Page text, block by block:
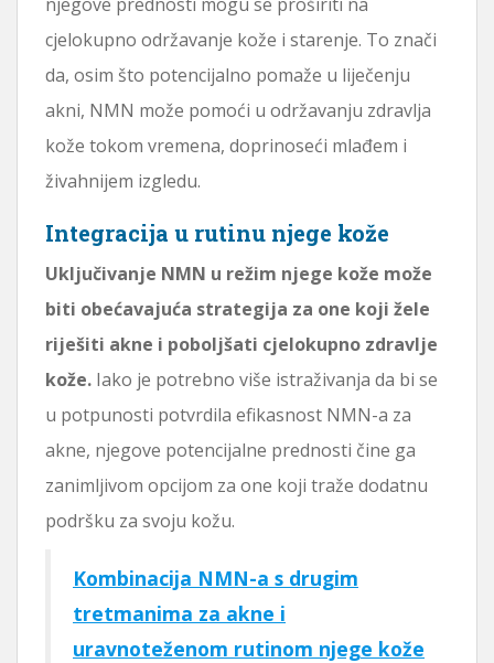
cjelokupno održavanje kože i starenje. To znači
da, osim što potencijalno pomaže u liječenju
akni, NMN može pomoći u održavanju zdravlja
kože tokom vremena, doprinoseći mlađem i
živahnijem izgledu.
Integracija u rutinu njege kože
Uključivanje NMN u režim njege kože može
biti obećavajuća strategija za one koji žele
riješiti akne i poboljšati cjelokupno zdravlje
kože. Iako je potrebno više istraživanja da bi se
u potpunosti potvrdila efikasnost NMN-a za
akne, njegove potencijalne prednosti čine ga
zanimljivom opcijom za one koji traže dodatnu
podršku za svoju kožu.
Kombinacija NMN-a s drugim
tretmanima za akne i
uravnoteženom rutinom njege kože